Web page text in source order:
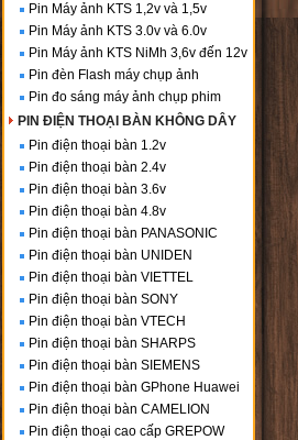
Pin Máy ảnh KTS 1,2v và 1,5v
Pin Máy ảnh KTS 3.0v và 6.0v
Pin Máy ảnh KTS NiMh 3,6v đến 12v
Pin đèn Flash máy chụp ảnh
Pin đo sáng máy ảnh chụp phim
PIN ĐIỆN THOẠI BÀN KHÔNG DÂY
Pin điện thoại bàn 1.2v
Pin điện thoại bàn 2.4v
Pin điện thoại bàn 3.6v
Pin điện thoại bàn 4.8v
Pin điện thoại bàn PANASONIC
Pin điện thoại bàn UNIDEN
Pin điện thoại bàn VIETTEL
Pin điện thoại bàn SONY
Pin điện thoại bàn VTECH
Pin điện thoại bàn SHARPS
Pin điện thoại bàn SIEMENS
Pin điện thoại bàn GPhone Huawei
Pin điện thoại bàn CAMELION
Pin điện thoại cao cấp GREPOW